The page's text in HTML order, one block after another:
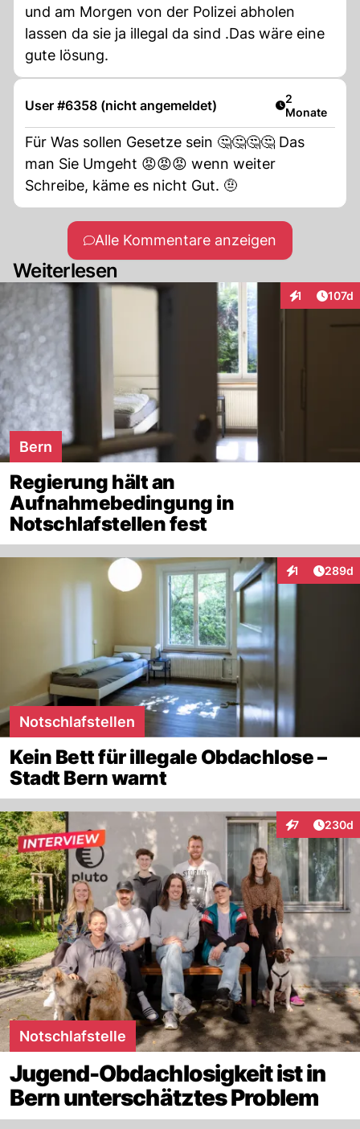
und am Morgen von der Polizei abholen
lassen da sie ja illegal da sind .Das wäre eine
gute lösung.
User #6358 (nicht angemeldet) Artikel
2
Monate
Für Was sollen Gesetze sein 🤔🤔🤔🤔 Das
man Sie Umgeht 😡😡😡 wenn weiter
Schreibe, käme es nicht Gut. 🤨
Alle Kommentare anzeigen
Weiterlesen
1
Interaktionen
107d
Bern
Regierung hält an
Aufnahmebedingung in
Notschlafstellen fest
1
Interaktionen
289d
Notschlafstellen
Kein Bett für illegale Obdachlose –
Stadt Bern warnt
7
Interaktionen
230d
Notschlafstelle
Jugend-Obdachlosigkeit ist in
Bern unterschätztes Problem